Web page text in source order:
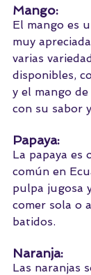
Mango:
El mango es
muy
varias
disponibles,
y el mango
con su sabor
Papaya:
La papaya
común en
pulpa jugosa
comer sola o
batidos.
Naranja:
Las naranjas